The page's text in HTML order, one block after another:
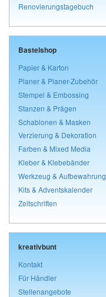
Renovierungstagebuch
Bastelshop
Papier & Karton
Planer & Planer-Zubehör
Stempel & Embossing
Stanzen & Prägen
Schablonen & Masken
Verzierung & Dekoration
Farben & Mixed Media
Kleber & Klebebänder
Werkzeug & Aufbewahrung
Kits & Adventskalender
Zeitschriften
kreativbunt
Kontakt
Für Händler
Stellenangebote